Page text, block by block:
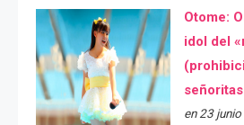
Otome:
idol del
en 23